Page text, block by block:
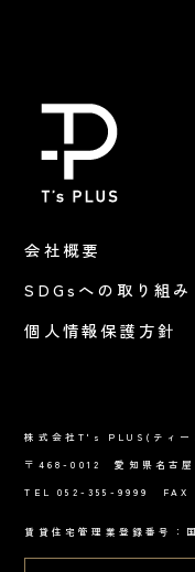
会社概要
SDGsへの取り組み
個人情報保護方針
株式会社T's PLUS(ティー
〒468-0012 愛知県名古屋
TEL 052-355-9999 FAX
賃貸住宅管理業登録番号：